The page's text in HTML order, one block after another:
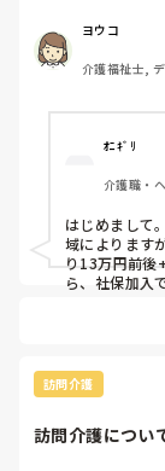
ないイメージが
訪問介護は、扶
社保に加入し
ヨウコ
介護福祉士,
ｵﾆｷﾞﾘ
介護職・
はじめまして
域によります
り13万円前後
ら、社保加入
訪問介護
訪問介護につい